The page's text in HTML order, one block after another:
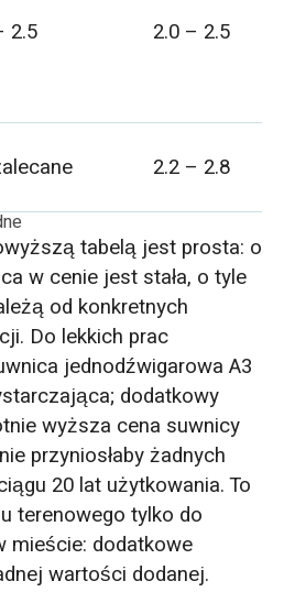
2.5 2.0 – 2.5
2.2 – 2.8
tabelą jest prosta: o
w cenie jest stała, o tyle
od konkretnych
Do lekkich prac
jednodźwigarowa A3
dodatkowy
wyższa cena suwnicy
przyniosłaby żadnych
20 lat użytkowania. To
terenowego tylko do
mieście: dodatkowe
wartości dodanej.